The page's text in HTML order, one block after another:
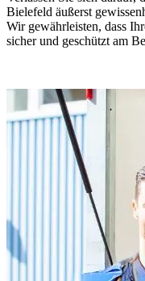
Bielefeld äußerst
Wir gewährleisten, dass
sicher und geschützt am